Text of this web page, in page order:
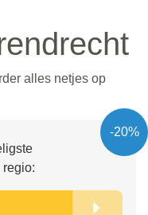
alles netjes op
-20%
regio: